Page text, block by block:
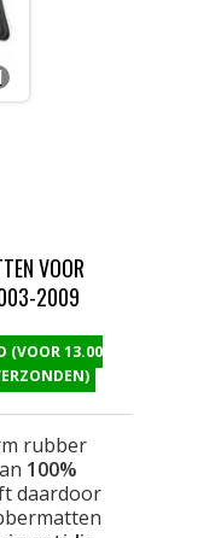
VOOR
2009
(VOOR 13.00
rubber
100%
daardoor